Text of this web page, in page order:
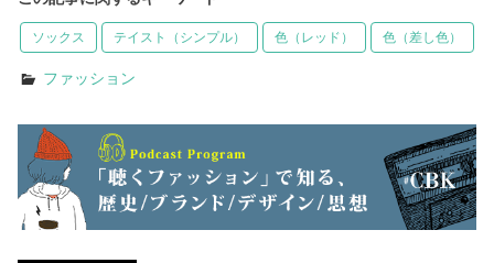
ソックス テイスト（シンプル） 色（レッド） 色（差し色）
ファッション